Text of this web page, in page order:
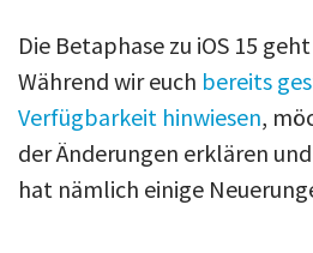
iPad
Tests
Tipps
Magazine
Die Betaphase zu iOS 15
Während wir euch bereits
Verfügbarkeit hinwiesen,
der Änderungen erklären
hat nämlich einige